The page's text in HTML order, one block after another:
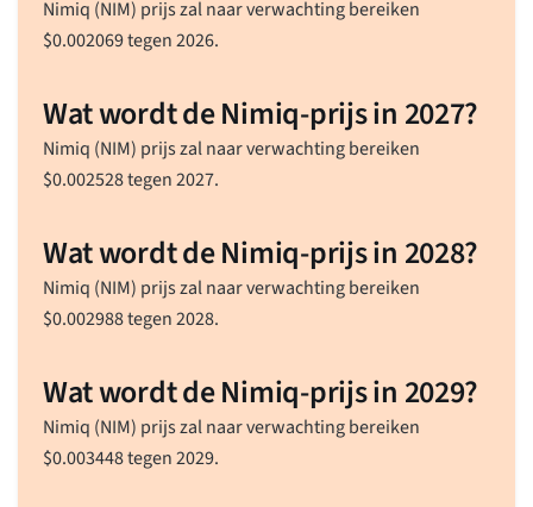
Nimiq (NIM) prijs zal naar verwachting bereiken
$0.002069tegen 2026.
Wat wordt de Nimiq-prijs in 2027?
Nimiq (NIM) prijs zal naar verwachting bereiken
$0.002528tegen 2027.
Wat wordt de Nimiq-prijs in 2028?
Nimiq (NIM) prijs zal naar verwachting bereiken
$0.002988tegen 2028.
Wat wordt de Nimiq-prijs in 2029?
Nimiq (NIM) prijs zal naar verwachting bereiken
$0.003448tegen 2029.